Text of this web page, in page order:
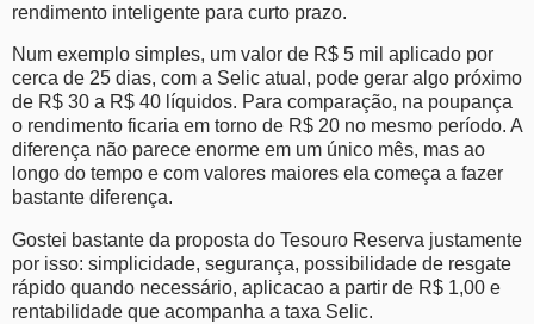
rendimento inteligente para curto prazo.
Num exemplo simples, um valor de R$ 5 mil aplicado por
cerca de 25 dias, com a Selic atual, pode gerar algo próximo
de R$ 30 a R$ 40 líquidos. Para comparação, na poupança
o rendimento ficaria em torno de R$ 20 no mesmo período. A
diferença não parece enorme em um único mês, mas ao
longo do tempo e com valores maiores ela começa a fazer
bastante diferença.
Gostei bastante da proposta do Tesouro Reserva justamente
por isso: simplicidade, segurança, possibilidade de resgate
rápido quando necessário, aplicacao a partir de R$ 1,00 e
rentabilidade que acompanha a taxa Selic.